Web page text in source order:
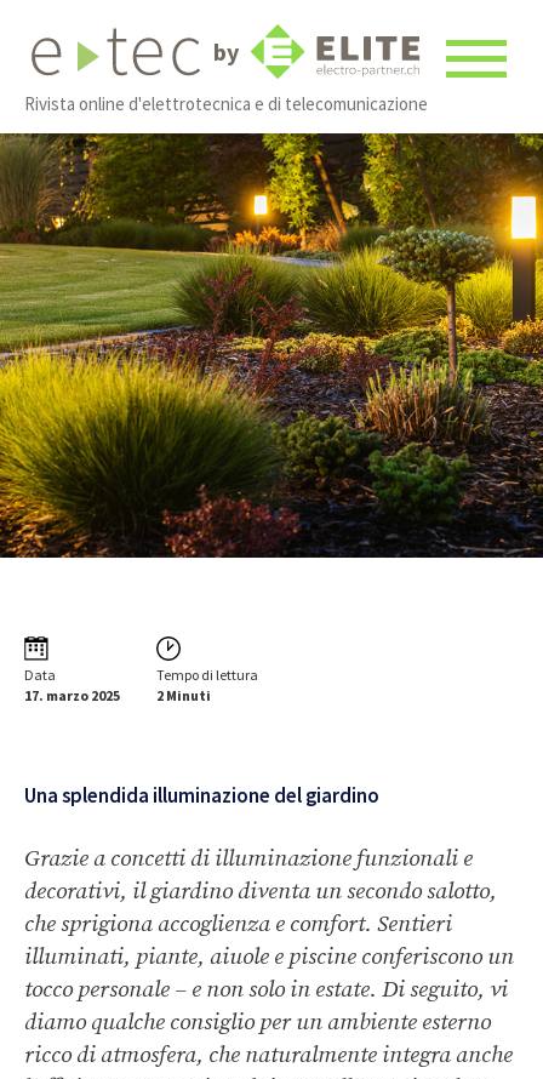
by
Rivista online d'elettrotecnica e di telecomunicazione
Data
17. marzo 2025
Tempo di lettura
2 Minuti
Una splendida illuminazione del giardino
Grazie a concetti di illuminazione funzionali e
decorativi, il giardino diventa un secondo salotto,
che sprigiona accoglienza e comfort. Sentieri
illuminati, piante, aiuole e piscine conferiscono un
tocco personale – e non solo in estate. Di seguito, vi
diamo qualche consiglio per un ambiente esterno
ricco di atmosfera, che naturalmente integra anche